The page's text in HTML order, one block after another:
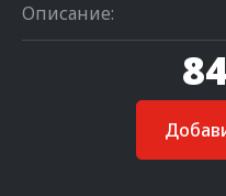
Описание: